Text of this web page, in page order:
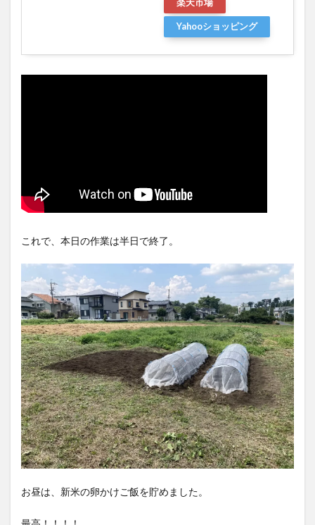
楽天市場
Yahooショッピング
これで、本日の作業は半日で終了。
お昼は、新米の卵かけご飯を貯めました。